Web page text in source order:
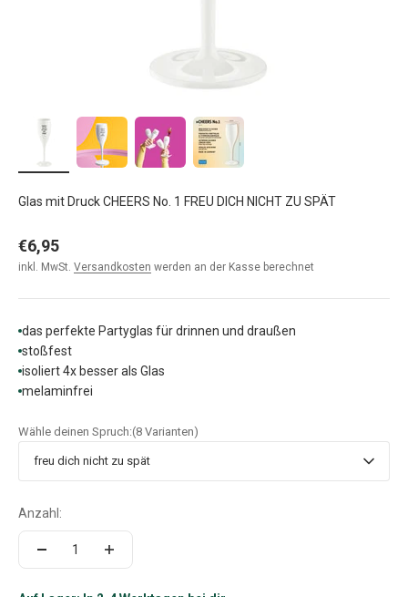
Glas mit Druck CHEERS No. 1 FREU DICH NICHT ZU SPÄT
Angebot
€6,95
inkl. MwSt. Versandkosten werden an der Kasse berechnet
das perfekte Partyglas für drinnen und draußen
stoßfest
isoliert 4x besser als Glas
melaminfrei
Wähle deinen Spruch:(8 Varianten)
freu dich nicht zu spät
Anzahl: